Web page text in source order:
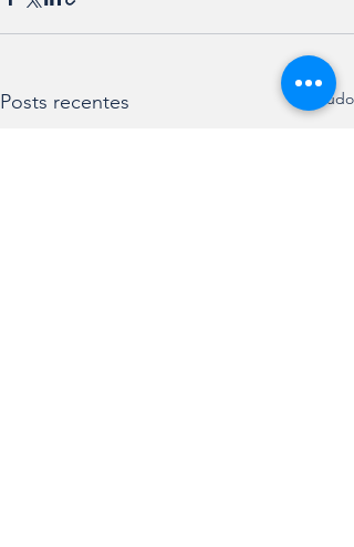
Posts recentes Ver tudo